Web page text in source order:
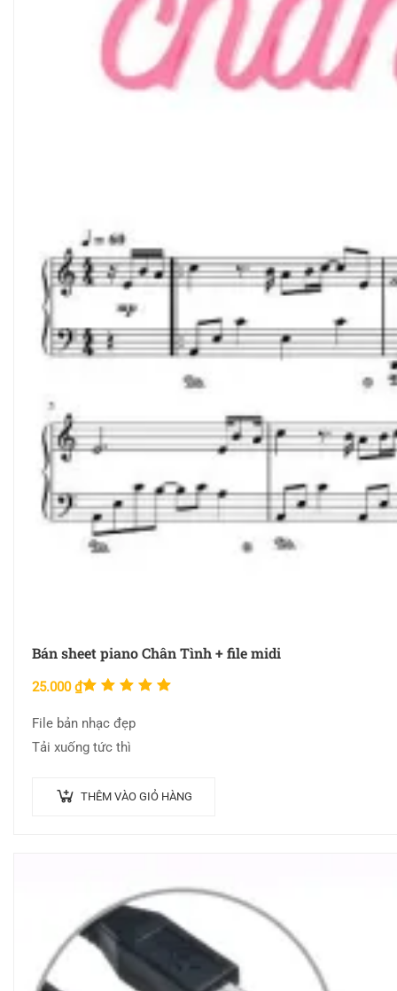
Bán sheet piano Chân Tình + file midi
25.000₫Được xếp
5.005
sao
File bản nhạc đẹp
Tải xuống tức thì
THÊM VÀO GIỎ HÀNG